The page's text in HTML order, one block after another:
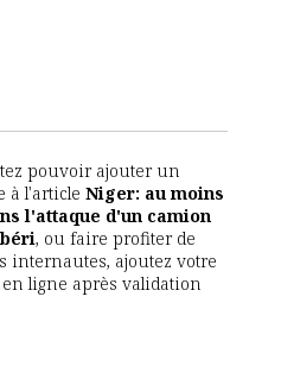
pouvoir ajouter un
à l'article Niger: au moins
l'attaque d'un camion
, ou faire profiter de
internautes, ajoutez votre
ligne après validation